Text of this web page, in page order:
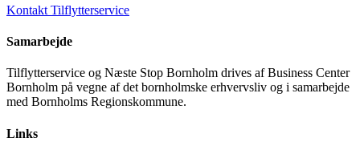
Kontakt Tilflytterservice
Samarbejde
Tilflytterservice og Næste Stop Bornholm drives af Business Center
Bornholm på vegne af det bornholmske erhvervsliv og i samarbejde
med Bornholms Regionskommune.
Links